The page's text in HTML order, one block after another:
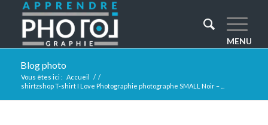
Blog photo
Vous êtes ici : Accueil / /
shirtzshop T-shirt I Love Photographie photographe SMALL Noir – ...